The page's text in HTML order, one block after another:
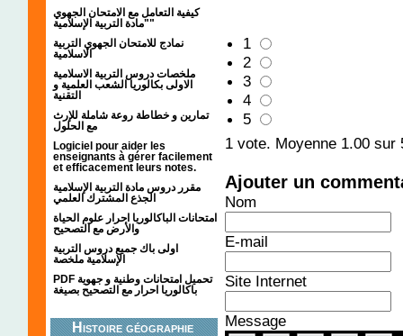
كيفية التعامل مع الامتحان الجهوي
"مادة التربية الإسلامية"
نمادج للامتحان الجهوي التربية
الاسلامية
ملخصات دروس التربية الاسلامية
الاولى بكالوريا الشعب العلمية و
التقنية
تمارين و خطاطة روعة شاملة للإرث
مع الحلول
Logiciel pour aider les
enseignants à gérer facilement
et efficacement leurs notes.
مقرر دروس مادة التربية الإسلامية
الجذع المشترك العلمي
امتحانات الباكالوريا احرار علوم الحياة
والأرض مع التصحيح
اولى باك جميع دروس التربية
الإسلامية ملخصة
PDF تحميل امتحانات وطنية و جهوية
باكالوريا احرار مع التصحيح بصيغة
Histoire géographie
1
2
3
4
5
1 vote. Moyenne 1.00 sur
Ajouter un
Nom
E-mail
Site Internet
Message